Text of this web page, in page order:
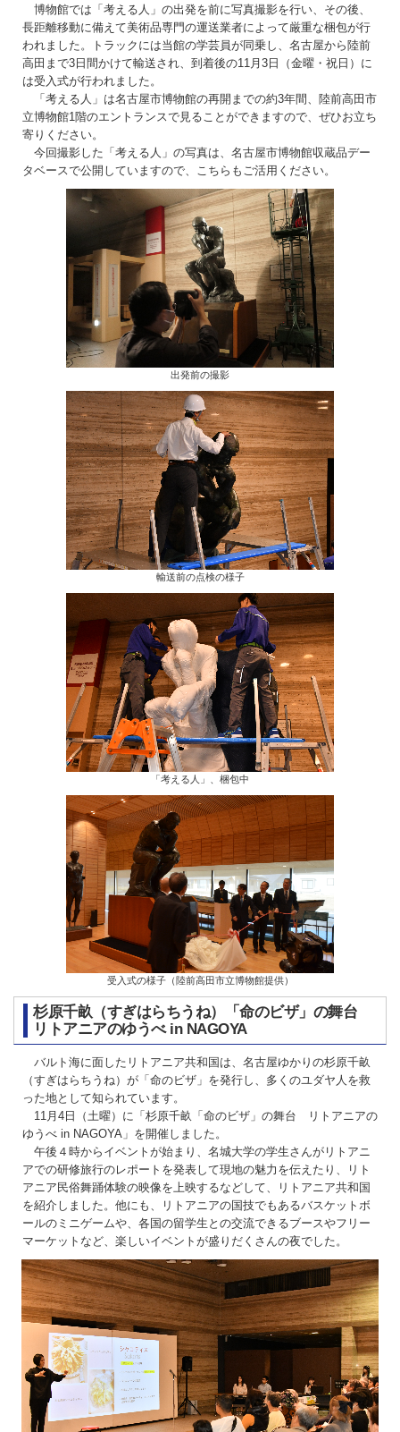
博物館では「考える人」の出発を前に写真撮影を行い、その後、
長距離移動に備えて美術品専門の運送業者によって厳重な梱包が行
われました。トラックには当館の学芸員が同乗し、名古屋から陸前
高田まで3日間かけて輸送され、到着後の11月3日（金曜・祝日）に
は受入式が行われました。
「考える人」は名古屋市博物館の再開までの約3年間、陸前高田市
立博物館1階のエントランスで見ることができますので、ぜひお立ち
寄りください。
今回撮影した「考える人」の写真は、名古屋市博物館収蔵品デー
タベースで公開していますので、こちらもご活用ください。
出発前の撮影
輸送前の点検の様子
「考える人」、梱包中
受入式の様子（陸前高田市立博物館提供）
杉原千畝（すぎはらちうね）「命のビザ」の舞台
リトアニアのゆうべ in NAGOYA
バルト海に面したリトアニア共和国は、名古屋ゆかりの杉原千畝
（すぎはらちうね）が「命のビザ」を発行し、多くのユダヤ人を救
った地として知られています。
11月4日（土曜）に「杉原千畝「命のビザ」の舞台 リトアニアの
ゆうべ in NAGOYA」を開催しました。
午後４時からイベントが始まり、名城大学の学生さんがリトアニ
アでの研修旅行のレポートを発表して現地の魅力を伝えたり、リト
アニア民俗舞踊体験の映像を上映するなどして、リトアニア共和国
を紹介しました。他にも、リトアニアの国技でもあるバスケットボ
ールのミニゲームや、各国の留学生との交流できるブースやフリー
マーケットなど、楽しいイベントが盛りだくさんの夜でした。